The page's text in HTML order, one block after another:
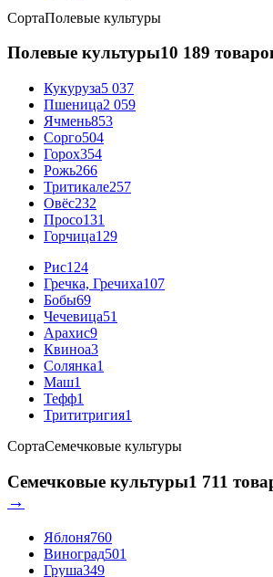
СортаПолевые культуры
Полевые культуры10 189
Кукуруза5 037
Пшеница2 059
Ячмень853
Сорго504
Горох354
Рожь266
Тритикале257
Овёс232
Просо131
Горчица129
Рис124
Гречка, Гречиха107
Бобы69
Чечевица51
Арахис9
Квиноа3
Солянка1
Маш1
Тефф1
Трититригия1
СортаСемечковые культуры
Семечковые культуры1 711
→
Яблоня760
Виноград501
Груша349